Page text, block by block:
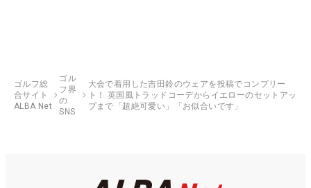
ゴルフ総
合サイト
ALBA Net
ゴル
フ界
の
SNS
大会で着用した吉田鈴のウェアを投稿でコンプリー
ト！ 英国風トラッドコーデからイエローのセットアッ
プまで「超絶可愛い」「お似合いです」